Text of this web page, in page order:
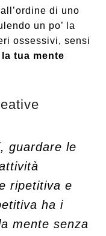
di uno
un po’ la
ossessivi, sensi
tua mente
guardare le
ripetitiva e
ha i
mente senza